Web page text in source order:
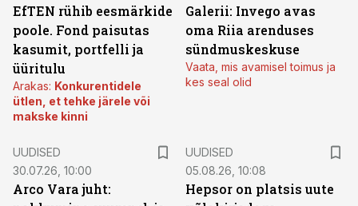
EfTEN rühib eesmärkide
poole. Fond paisutas
kasumit, portfelli ja
üüritulu
Arakas: Konkurentidele
ütlen, et tehke järele või
makske kinni
Galerii: Invego avas
oma Riia arenduses
sündmuskeskuse
Vaata, mis avamisel toimus ja
kes seal olid
UUDISED
30.07.26, 10:00
Arco Vara juht:
UUDISED
05.08.26, 10:08
Hepsor on platsis uute